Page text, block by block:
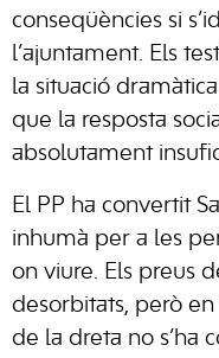
conseqüències si
l’ajuntament. Els
la situació
que la resposta
absolutament
El PP ha convertit
inhumà per a les
on viure. Els preus
desorbitats, però
de la dreta no s’ha